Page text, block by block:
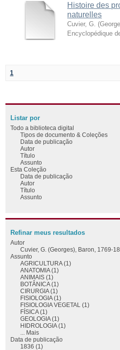
Histoire des
naturelles
Cuvier, G.
Encyclopédique
1
Listar por
Todo a biblioteca digital
Tipos de documento & Coleções
Data de publicação
Autor
Título
Assunto
Esta Coleção
Data de publicação
Autor
Título
Assunto
Refinar meus resultados
Autor
Cuvier, G. (Georges), Baron, 1769-
Assunto
AGRICULTURA (1)
ANATOMIA (1)
ANIMAIS (1)
BOTÂNICA (1)
CIRURGIA (1)
FISIOLOGIA (1)
FISIOLOGIA VEGETAL (1)
FÍSICA (1)
GEOLOGIA (1)
HIDROLOGIA (1)
... Mais
Data de publicação
1836 (1)